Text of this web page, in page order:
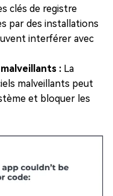
clés de registre
par des installations
interférer avec
: La
malveillants peut
et bloquer les